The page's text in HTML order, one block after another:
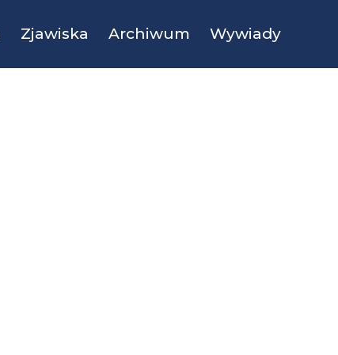
Zjawiska Archiwum Wywiady